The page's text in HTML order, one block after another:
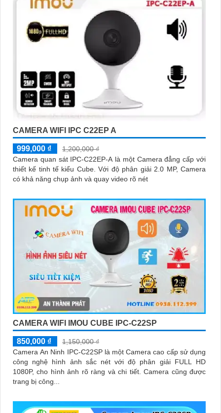
sự trợ giúp nhanh chóng khi cần thiết.
Hy vọng những thông tin trên giúp bạn tìm được lựa chọn hoàn
hảo cho Camera Wifi Imou giá rẻ.
CAMERA WIFI IPC C22EP A
999,000 ₫
1,200,000 ₫
Camera quan sát IPC-C22EP-A là một Camera đẳng cấp với
thiết kế tinh tế kiểu Cube. Với độ phân giải 2.0 MP, Camera
có khả năng chụp ảnh và quay video rõ nét
CAMERA WIFI IMOU CUBE IPC-C22SP
850,000 ₫
1,150,000 ₫
Camera An Ninh IPC-C22SP là một Camera cao cấp sử dụng
công nghệ hình ảnh sắc nét với độ phân giải FULL HD
1080P, cho hình ảnh rõ ràng và chi tiết. Camera cũng được
trang bị công...